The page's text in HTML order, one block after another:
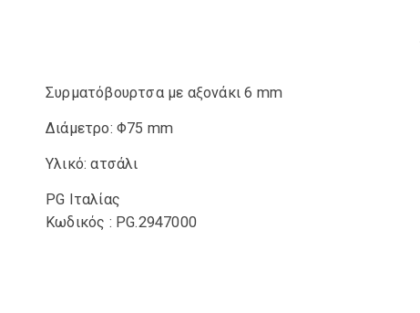
Συρματόβουρτσα με αξονάκι 6 mm
Διάμετρο: Φ75 mm
Υλικό: ατσάλι
PG Ιταλίας
Κωδικός : PG.2947000